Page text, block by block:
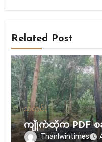
Related Post
သတင်း
ကျိုက်ထိုက PDF စခ
Thanlwintimes